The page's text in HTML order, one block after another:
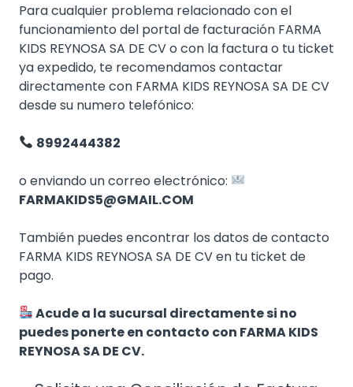
Para cualquier problema relacionado con el
funcionamiento del portal de facturación FARMA
KIDS REYNOSA SA DE CV o con la factura o tu ticket
ya expedido, te recomendamos contactar
directamente con FARMA KIDS REYNOSA SA DE CV
desde su numero telefónico:
8992444382
o enviando un correo electrónico:
FARMAKIDS5@GMAIL.COM
También puedes encontrar los datos de contacto
FARMA KIDS REYNOSA SA DE CV en tu ticket de
pago.
Acude a la sucursal directamente si no
puedes ponerte en contacto con FARMA KIDS
REYNOSA SA DE CV.